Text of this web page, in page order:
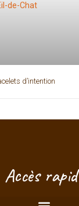
d’intention
Accès
délais, conseils...
questions, je suis là